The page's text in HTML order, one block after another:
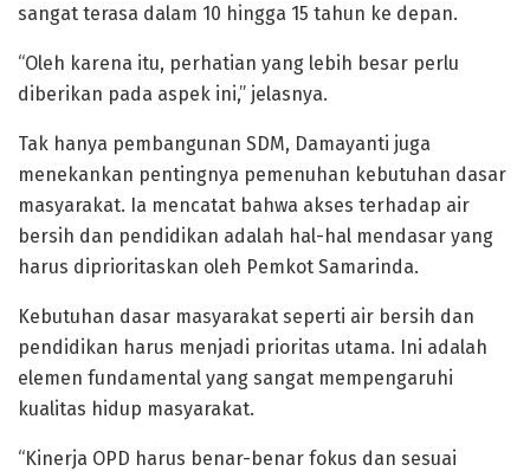
sangat terasa dalam 10 hingga 15 tahun ke depan.
“Oleh karena itu, perhatian yang lebih besar perlu
diberikan pada aspek ini,” jelasnya.
Tak hanya pembangunan SDM, Damayanti juga
menekankan pentingnya pemenuhan kebutuhan dasar
masyarakat. Ia mencatat bahwa akses terhadap air
bersih dan pendidikan adalah hal-hal mendasar yang
harus diprioritaskan oleh Pemkot Samarinda.
Kebutuhan dasar masyarakat seperti air bersih dan
pendidikan harus menjadi prioritas utama. Ini adalah
elemen fundamental yang sangat mempengaruhi
kualitas hidup masyarakat.
“Kinerja OPD harus benar-benar fokus dan sesuai